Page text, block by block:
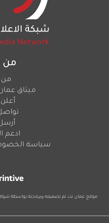
من
من
ميثاق
ادعم
سياسة
موقع عمان نت تم تصميمه وبرمجته بواسطة